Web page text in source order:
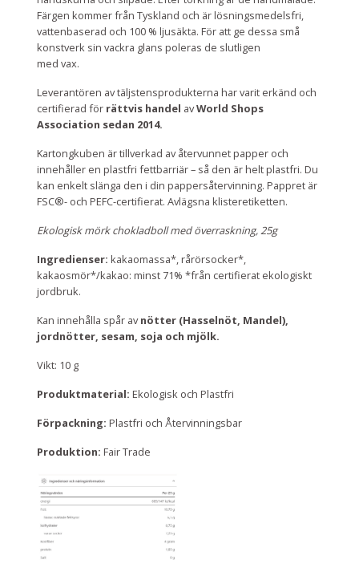
Färgen kommer från Tyskland och är lösningsmedelsfri,
vattenbaserad och 100 % ljusäkta. För att ge dessa små
konstverk sin vackra glans poleras de slutligen
med vax.
Leverantören av täljstensprodukterna har varit erkänd och
certifierad för rättvis handel avWorld Shops
Association sedan 2014.
Kartongkuben är tillverkad av återvunnet papper och
innehåller en plastfri fettbarriär – så den är helt plastfri. Du
kan enkelt slänga den i din pappersåtervinning. Pappret är
FSC®- och PEFC-certifierat. Avlägsna klisteretiketten.
Ekologisk mörk chokladboll med överraskning, 25g
Ingredienser: kakaomassa*, rårörsocker*,
kakaosmör*/kakao: minst 71% *från certifierat ekologiskt
jordbruk.
Kan innehålla spår av nötter (Hasselnöt, Mandel),
jordnötter, sesam, soja och mjölk.
Vikt: 10 g
Produktmaterial: Ekologisk och Plastfri
Förpackning: Plastfri och Återvinningsbar
Produktion: Fair Trade